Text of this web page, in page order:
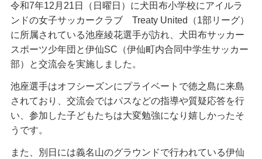
令和7年12月21日（日曜日）に犬田布小学校にアイルラ
ンドの女子サッカークラブ Treaty United（1部リーグ）
に所属されている池座綾花選手が訪れ、犬田布サッカー
スポーツ少年団と伊仙SC（伊仙町内合同中学生サッカー
部）と交流会を実施しました。
池座選手はオフシーズンにプライベートで徳之島に来島
されており、交流会ではパスなどの指導や質疑応答を行
い、参加した子どもたちは大変勉強になり嬉しかったそ
うです。
また、別日には義名山のグラウンドで行われている伊仙